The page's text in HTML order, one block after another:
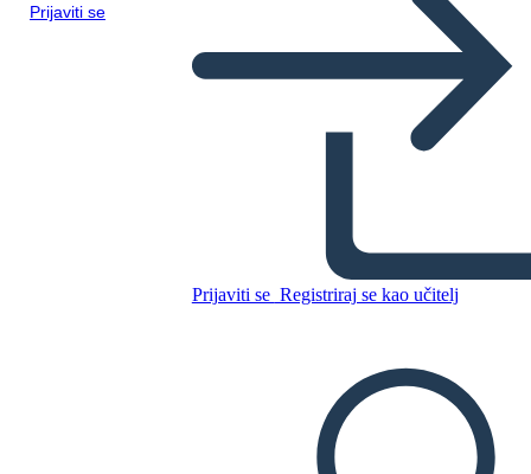
Prijaviti se
Prijaviti se Registriraj se kao učitelj
Šablóna Mini Persona
Kopirajte ovaj Storyboard
IZRADITE PLOČU SCENARIJA
ČITAJ MI